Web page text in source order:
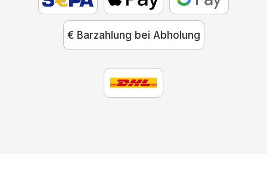
€ Barzahlung bei Abholung